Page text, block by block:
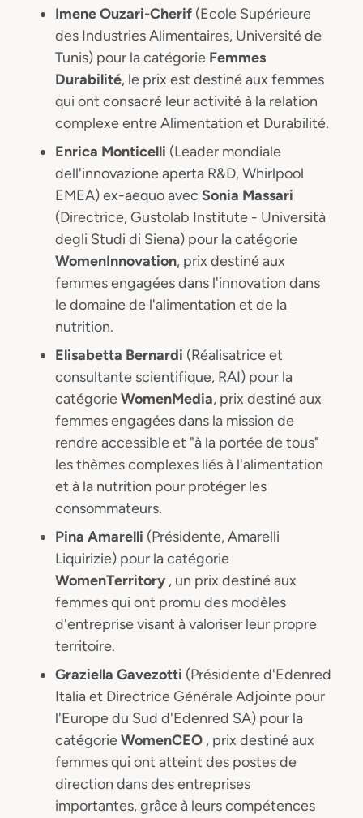
Imene Ouzari-Cherif (Ecole Supérieure
des Industries Alimentaires, Université de
Tunis) pour la catégorie Femmes
Durabilité, le prix est destiné aux femmes
qui ont consacré leur activité à la relation
complexe entre Alimentation et Durabilité.
Enrica Monticelli (Leader mondiale
dell'innovazione aperta R&D, Whirlpool
EMEA) ex-aequo avec Sonia Massari
(Directrice, Gustolab Institute - Università
degli Studi di Siena) pour la catégorie
WomenInnovation, prix destiné aux
femmes engagées dans l'innovation dans
le domaine de l'alimentation et de la
nutrition.
Elisabetta Bernardi (Réalisatrice et
consultante scientifique, RAI) pour la
catégorieWomenMedia, prix destiné aux
femmes engagées dans la mission de
rendre accessible et "à la portée de tous"
les thèmes complexes liés à l'alimentation
et à la nutrition pour protéger les
consommateurs.
Pina Amarelli (Présidente, Amarelli
Liquirizie) pour la catégorie
WomenTerritory , un prix destiné aux
femmes qui ont promu des modèles
d'entreprise visant à valoriser leur propre
territoire.
Graziella Gavezotti (Présidente d'Edenred
Italia et Directrice Générale Adjointe pour
l'Europe du Sud d'Edenred SA) pour la
catégorieWomenCEO , prix destiné aux
femmes qui ont atteint des postes de
direction dans des entreprises
importantes, grâce à leurs compétences